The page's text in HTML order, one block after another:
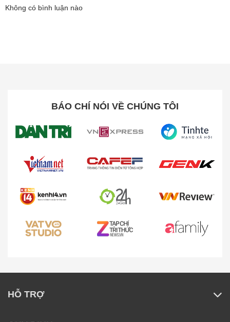
Có được kiểm tra sản phẩm trước khi nhận hàng?
Không có bình luận nào
BÁO CHÍ NÓI VỀ CHÚNG TÔI
HỖ TRỢ